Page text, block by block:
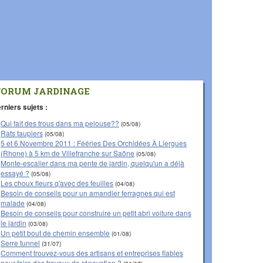
JARDINAGE
sujets :
Qui fait des trous dans ma pelouse?? (05/08)
Rats taupiers (05/08)
5 et 6 Novembre 2011 : Fééries Des Orchidées À Liergues
(Rhone) à 5 km de Villefranche sur Saône (05/08)
Monte-escalier dans ma pente de jardin, quelqu'un a déjà
essayé ? (05/08)
Les choux fleurs q'avec des feuilles (04/08)
Besoin de conseils pour un amandier ferragnes qui est
malade (04/08)
Besoin de conseils pour construire un petit abri voiture dans
le jardin (03/08)
Un petit bout de chemin ensemble (01/08)
Serre tunnel (31/07)
Comment trouvez-vous des artisans et entreprises fiables